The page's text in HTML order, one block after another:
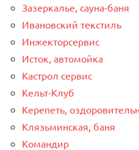
Зазеркалье, сауна-баня
Ивановский текстиль
Инжекторсервис
Исток, автомойка
Кастрол сервис
Кельт-Клуб
Керепеть,
Клязьминская, баня
Командир